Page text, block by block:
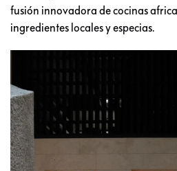
fusión innovadora de cocinas
ingredientes locales y especias.